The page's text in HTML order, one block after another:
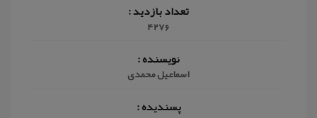
تعداد بازدید :
4276
نویسنده :
اسماعیل محمدی
پسندیده :